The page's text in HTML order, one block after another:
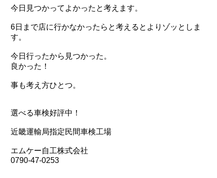
今日見つかってよかったと考えます。
6日まで店に行かなかったらと考えるとよりゾッとしま
す。
今日行ったから見つかった。
良かった！
事も考え方ひとつ。
選べる車検好評中！
近畿運輸局指定民間車検工場
エムケー自工株式会社
0790-47-0253